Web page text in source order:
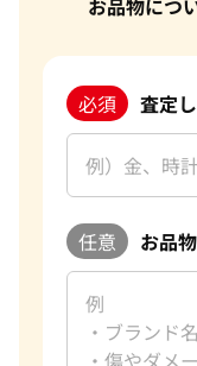
お品物につ
必須 査定
任意 お品